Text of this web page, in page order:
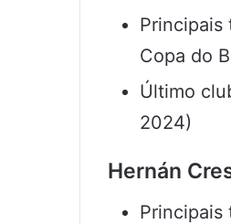
Principais
Copa do
Último
2024)
Hernán
Principais